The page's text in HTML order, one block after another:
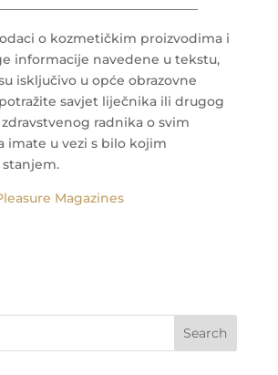
o kozmetičkim proizvodima i
informacije navedene u tekstu,
isključivo u opće obrazovne
savjet liječnika ili drugog
radnika o svim
imate u vezi s bilo kojim
Magazines